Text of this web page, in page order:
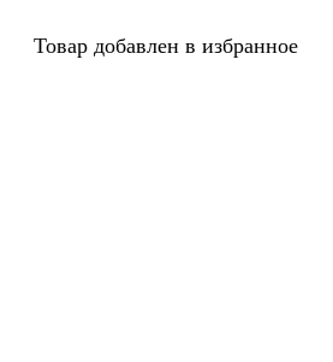
Товар добавлен в избранное